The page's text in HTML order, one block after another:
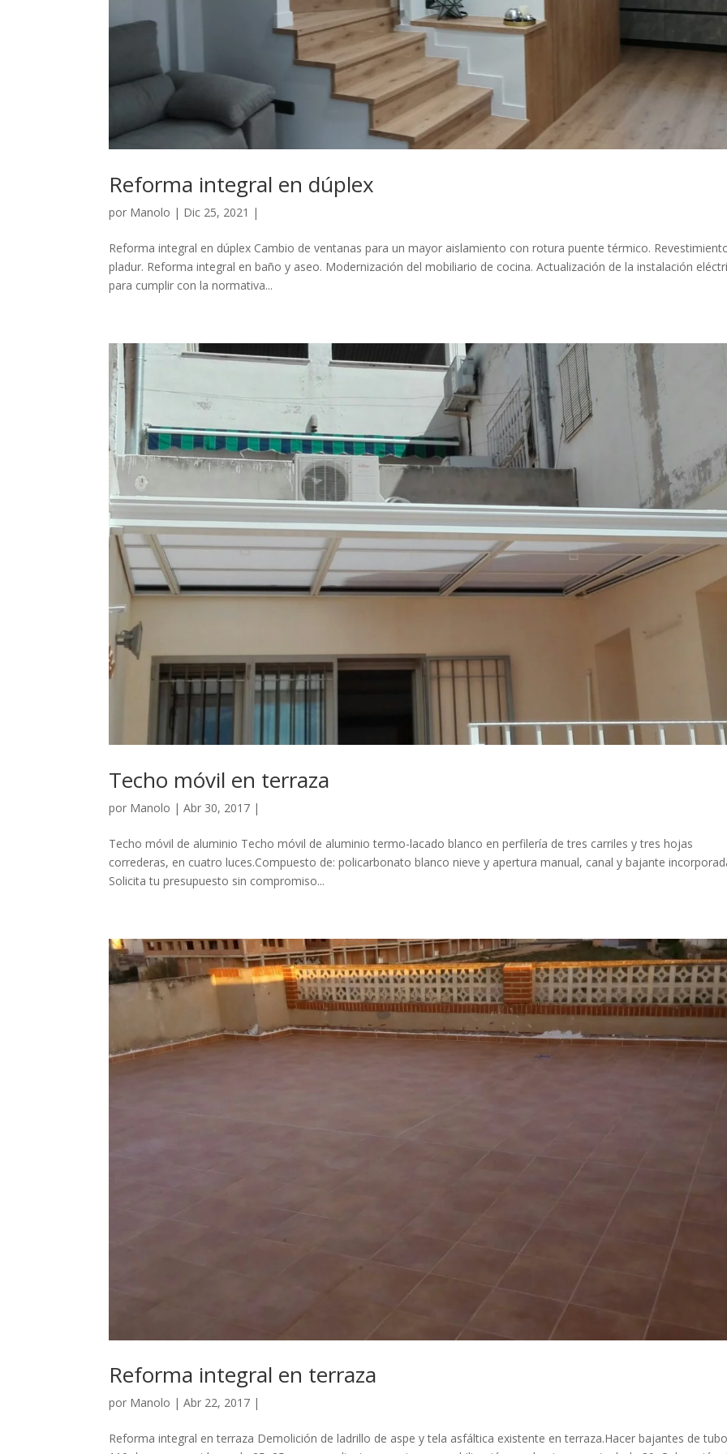
Reforma integral en dúplex
por Manolo | Dic 25, 2021 |
Reforma integral en dúplex Cambio de ventanas para un mayor aislamiento con rotura puente térmico.
pladur. Reforma integral en baño y aseo. Modernización del mobiliario de cocina. Actualización de la instalación
para cumplir con la normativa...
Techo móvil en terraza
por Manolo |Abr 30, 2017 |
Techo móvil de aluminio Techo móvil de aluminio termo-lacado blanco en perfilería de tres carriles y tres hojas
correderas, en cuatro luces.Compuesto de: policarbonato blanco nieve y apertura manual, canal y bajante
Solicita tu presupuesto sin compromiso...
Reforma integral en terraza
por Manolo |Abr 22, 2017 |
Reforma integral en terraza Demolición de ladrillo de aspe y tela asfáltica existente en terraza.Hacer bajantes de